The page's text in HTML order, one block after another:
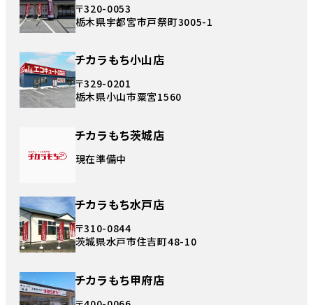
〒320-0053
栃木県宇都宮市戸祭町3005-1
チカラもち小山店
〒329-0201
栃木県小山市粟宮1560
チカラもち茨城店
現在準備中
チカラもち水戸店
〒310-0844
茨城県水戸市住吉町48-10
チカラもち甲府店